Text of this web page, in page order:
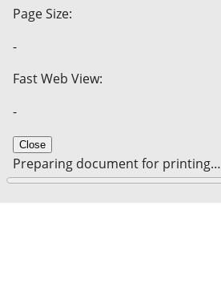
Page Size:
-
Fast Web View:
-
Close
Preparing document for printing…